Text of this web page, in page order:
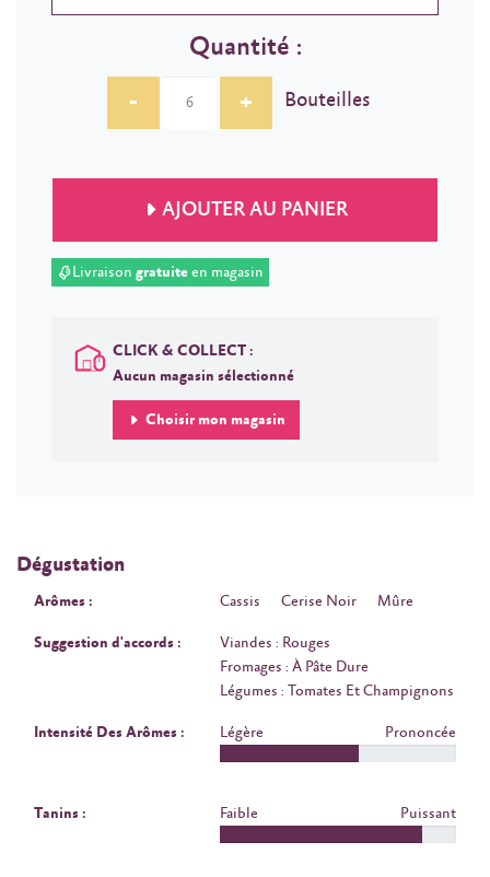
Quantité :
-
+ Bouteilles
AJOUTER AU PANIER
Livraison gratuiteen magasin
CLICK & COLLECT :
Aucun magasin sélectionné
Choisir mon magasin
Dégustation
Arômes : Cassis Cerise Noir Mûre
Suggestion d'accords :
Viandes : Rouges
Fromages : À Pâte Dure
Légumes : Tomates Et Champignons
Intensité Des Arômes : Légère Prononcée
Tanins : Faible Puissant